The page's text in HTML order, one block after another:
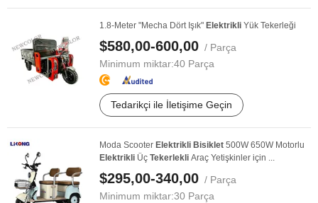
1.8-Meter "Mecha Dört Işık" Elektrikli Yük Tekerleği
$580,00-600,00 / Parça
Minimum miktar:40 Parça
Tedarikçi ile İletişime Geçin
Moda Scooter Elektrikli Bisiklet 500W 650W Motorlu
Elektrikli Üç Tekerlekli Araç Yetişkinler için ...
$295,00-340,00 / Parça
Minimum miktar:30 Parça